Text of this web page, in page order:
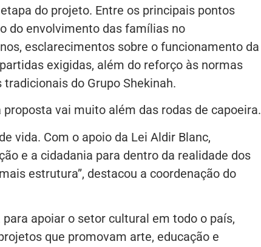
do projeto. Entre os principais pontos
do envolvimento das famílias no
esclarecimentos sobre o funcionamento da
exigidas, além do reforço às normas
do Grupo Shekinah.
proposta vai muito além das rodas de capoeira.
vida. Com o apoio da Lei Aldir Blanc,
e a cidadania para dentro da realidade dos
estrutura”, destacou a coordenação do
apoiar o setor cultural em todo o país,
que promovam arte, educação e